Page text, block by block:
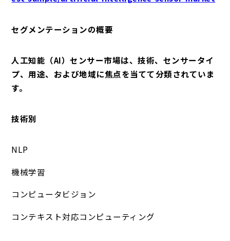
セグメンテーションの概要
人工知能（AI）センサー市場は、技術、センサータイ
プ、用途、および地域に焦点を当てて分類されていま
す。
技術別
NLP
機械学習
コンピュータビジョン
コンテキスト対応コンピューティング